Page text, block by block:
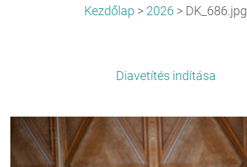
Kezdőlap > 2026 > DK_686.jpg
Diavetítés indítása